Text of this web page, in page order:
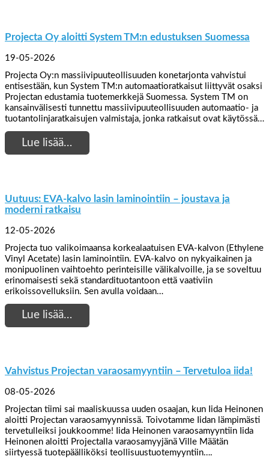
Projecta Oy aloitti System TM:n edustuksen Suomessa
19-05-2026
Projecta Oy:n massiivipuuteollisuuden konetarjonta vahvistui
entisestään, kun System TM:n automaatioratkaisut liittyvät osaksi
Projectan edustamia tuotemerkkejä Suomessa. System TM on
kansainvälisesti tunnettu massiivipuuteollisuuden automaatio- ja
tuotantolinjaratkaisujen valmistaja, jonka ratkaisut ovat käytössä…
Lue lisää…
Uutuus: EVA-kalvo lasin laminointiin – joustava ja
moderni ratkaisu
12-05-2026
Projecta tuo valikoimaansa korkealaatuisen EVA-kalvon (Ethylene
Vinyl Acetate) lasin laminointiin. EVA-kalvo on nykyaikainen ja
monipuolinen vaihtoehto perinteisille välikalvoille, ja se soveltuu
erinomaisesti sekä standardituotantoon että vaativiin
erikoissovelluksiin. Sen avulla voidaan…
Lue lisää…
Vahvistus Projectan varaosamyyntiin – Tervetuloa iida!
08-05-2026
Projectan tiimi sai maaliskuussa uuden osaajan, kun Iida Heinonen
aloitti Projectan varaosamyynnissä. Toivotamme Iidan lämpimästi
tervetulleiksi joukkoomme! Iida Heinonen varaosamyyntiin Iida
Heinonen aloitti Projectalla varaosamyyjänä Ville Määtän
siirtyessä tuotepäälliköksi teollisuustuotemyyntiin….